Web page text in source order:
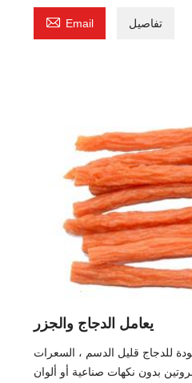
 Email تفاصيل
يعامل الدجاج والجزر
للدجاج قليل الدسم ، السعرات
بدون نكهات صناعية أو ألوان